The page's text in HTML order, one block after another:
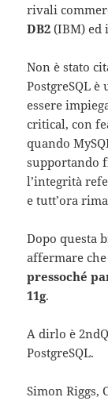
rivali
DB2 (IBM)
Non è stato
PostgreSQL
essere
critical, con
quando
supportando
l’integrità
e tutt’ora
Dopo questa
affermare
pressoché
11g.
A dirlo è
PostgreSQL.
Simon Riggs,